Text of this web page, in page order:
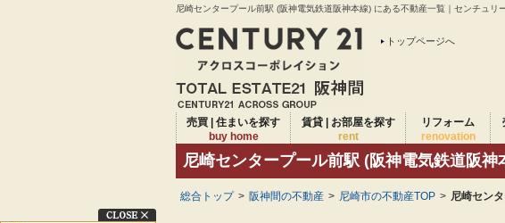
尼崎センタープール前駅 (阪神電気鉄道阪神本線) にある不動産一覧｜センチュ
トップページへ
売買 | 住まいを探す
buy home
賃貸 | お部屋を探す
rent
リフォーム
renovation
尼崎センタープール前駅 (阪神電気鉄道阪
総合トップ > 阪神間の不動産 > 尼崎市の不動産TOP > 尼崎セン